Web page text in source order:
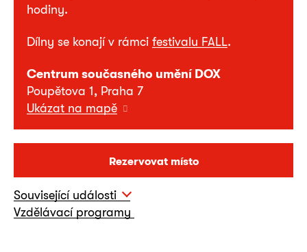
hodiny.
Dílny se konají v rámci festivalu FALL.
Centrum současného umění DOX
Poupětova 1, Praha 7
Ukázat na mapě
Rezervovat místo
Související události
Vzdělávací programy